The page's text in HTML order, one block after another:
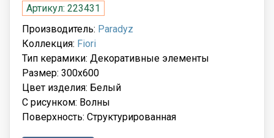
Артикул: 223431
Производитель: Paradyz
Коллекция: Fiori
Тип керамики: Декоративные элементы
Размер: 300x600
Цвет изделия: Белый
С рисунком: Волны
Поверхность: Структурированная